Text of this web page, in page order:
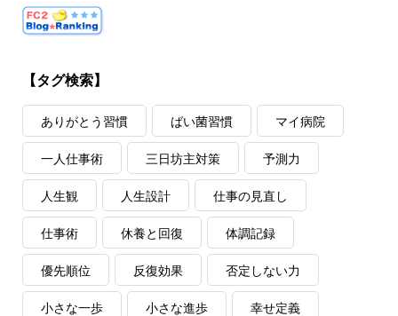
【タグ検索】
ありがとう習慣 ばい菌習慣 マイ病院
一人仕事術 三日坊主対策 予測力
人生観 人生設計 仕事の見直し
仕事術 休養と回復 体調記録
優先順位 反復効果 否定しない力
小さな一歩 小さな進歩 幸せ定義